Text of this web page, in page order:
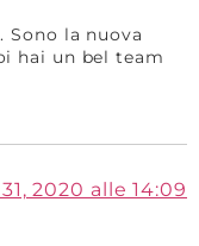
la nuova
hai un bel team
2020 alle 14:09